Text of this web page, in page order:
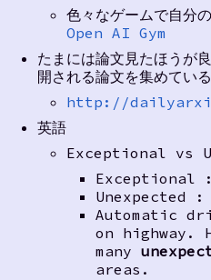
色々なゲームで自分
Open AI Gym
たまには論文見たほう
開される論文を集めてい
http://
英語
Exceptional vs
Exceptional :
Unexpected :
Automatic
on highway.
many
areas.